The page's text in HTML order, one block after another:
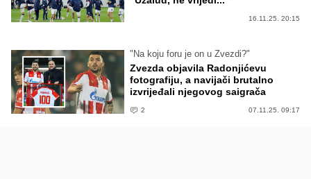
16.11.25. 20:15
"Na koju foru je on u Zvezdi?"
Zvezda objavila Radonjićevu
fotografiju, a navijači brutalno
izvrijeđali njegovog saigrača
2 07.11.25. 09:17